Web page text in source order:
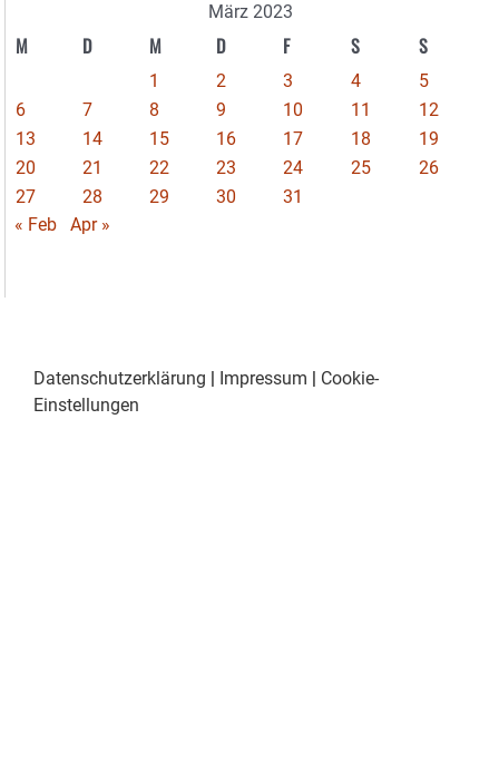
März 2023
M D M D F S S
1 2 3 4
5
6
7 8 9 10 11
12
13
14 15 16 17 18
19
20
21 22 23 24 25
26
27
28 29 30
31
« Feb
Apr »
Datenschutzerklärung | Impressum | Cookie-
Einstellungen